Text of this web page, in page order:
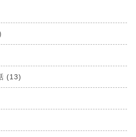
(13)